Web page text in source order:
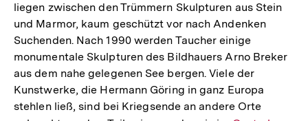
liegen zwischen den Trümmern Skulpturen aus Stein
und Marmor, kaum geschützt vor nach Andenken
Suchenden. Nach 1990 werden Taucher einige
monumentale Skulpturen des Bildhauers Arno Breker
aus dem nahe gelegenen See bergen. Viele der
Kunstwerke, die Hermann Göring in ganz Europa
stehlen ließ, sind bei Kriegsende an andere Orte